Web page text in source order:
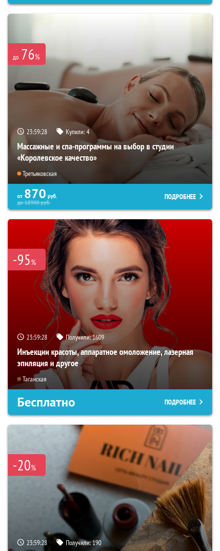
до 76%
23:59:26 Купили:4
Массажные и спа-программы на выбор в студии
«Королевское качество»
Третьяковская
от 870 руб.
до18900руб.
ПОДРОБНЕЕ
-95%
23:59:26 Получили:1609
Инъекции красоты, аппаратное омоложение, лазерная
эпиляция и другое
Таганская
Бесплатно ПОДРОБНЕЕ
-20%
23:59:26 Получили:190